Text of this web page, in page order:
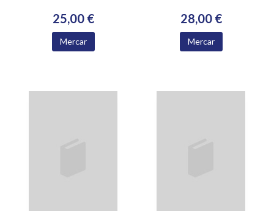
25,00 €
Mercar
28,00 €
Mercar